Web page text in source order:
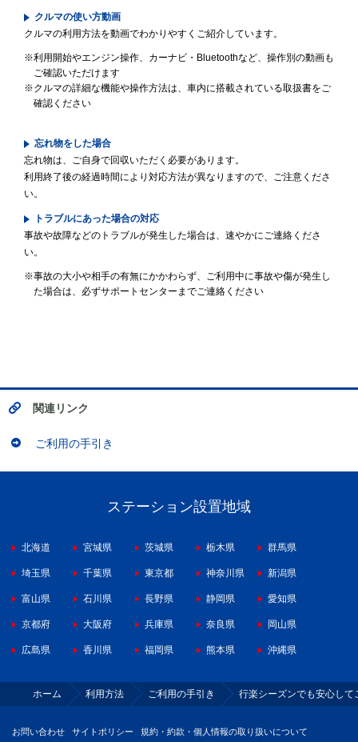
クルマの使い方動画
クルマの利用方法を動画でわかりやすくご紹介しています。
※利用開始やエンジン操作、カーナビ・Bluetoothなど、操作別の動画も
ご確認いただけます
※クルマの詳細な機能や操作方法は、車内に搭載されている取扱書をご
確認ください
忘れ物をした場合
忘れ物は、ご自身で回収いただく必要があります。
利用終了後の経過時間により対応方法が異なりますので、ご注意くださ
い。
トラブルにあった場合の対応
事故や故障などのトラブルが発生した場合は、速やかにご連絡くださ
い。
※事故の大小や相手の有無にかかわらず、ご利用中に事故や傷が発生し
た場合は、必ずサポートセンターまでご連絡ください
関連リンク
ご利用の手引き
ステーション設置地域
北海道 宮城県 茨城県 栃木県 群馬県
埼玉県 千葉県 東京都 神奈川県 新潟県
富山県 石川県 長野県 静岡県 愛知県
京都府 大阪府 兵庫県 奈良県 岡山県
広島県 香川県 福岡県 熊本県 沖縄県
ホーム 利用方法 ご利用の手引き 行楽シーズンでも安心し
お問い合わせ サイトポリシー 規約・約款・個人情報の取り扱いについて